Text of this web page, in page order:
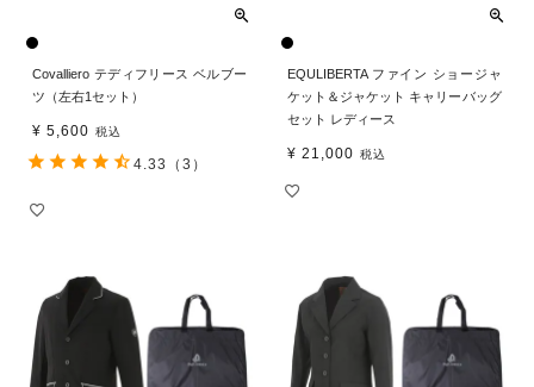
Covalliero テディフリース ベルブー
ツ（左右1セット）
¥ 5,600 税込
4.33 （3）
EQULIBERTA ファイン ショージャ
ケット＆ジャケット キャリーバッグ
セット レディース
¥ 21,000 税込